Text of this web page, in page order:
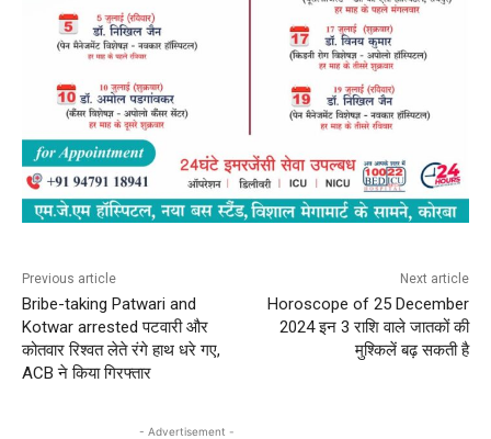
Previous article
Bribe-taking Patwari and
Kotwar arrested पटवारी और
कोतवार रिश्वत लेते रंगे हाथ धरे गए,
ACB ने किया गिरफ्तार
Next article
Horoscope of 25 December
2024 इन 3 राशि वाले जातकों की
मुश्किलें बढ़ सकती है
- Advertisement -